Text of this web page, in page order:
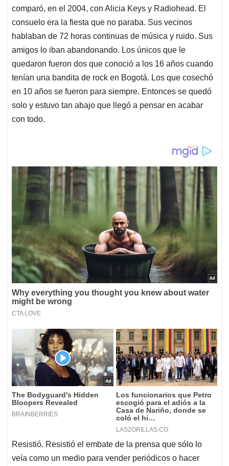
comparó, en el 2004, con Alicia Keys y Radiohead. El
consuelo era la fiesta que no paraba. Sus vecinos
hablaban de 72 horas continuas de música y ruido. Sus
amigos lo iban abandonando. Los únicos que le
quedaron fueron dos que conoció a los 16 años cuando
tenían una bandita de rock en Bogotá. Los que cosechó
en 10 años se fueron para siempre. Entonces se quedó
solo y estuvo tan abajo que llegó a pensar en acabar
con todo.
Resistió. Resistió el embate de la prensa que sólo lo
veía como un medio para vender periódicos o hacer